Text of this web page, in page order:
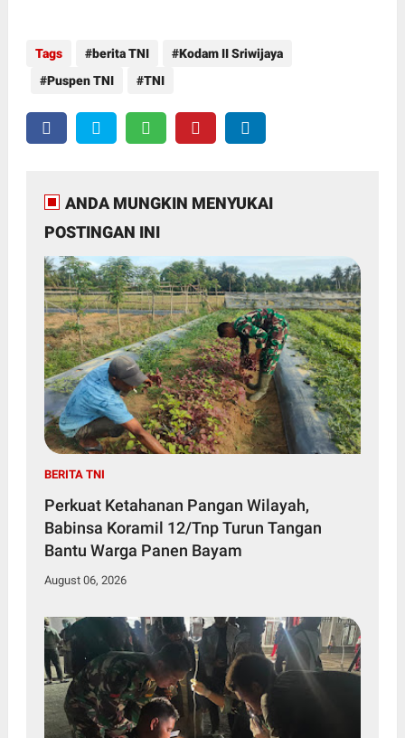
Tags berita TNI
Kodam II Sriwijaya
Puspen TNI
TNI
ANDA MUNGKIN MENYUKAI
POSTINGAN INI
BERITA TNI
Perkuat Ketahanan Pangan Wilayah,
Babinsa Koramil 12/Tnp Turun Tangan
Bantu Warga Panen Bayam
August 06, 2026